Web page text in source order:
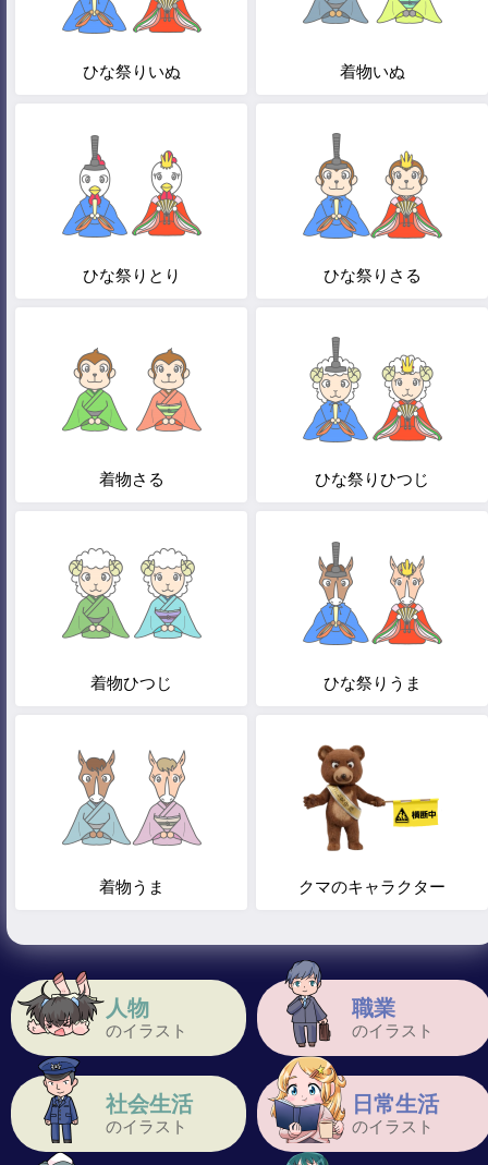
人物
のイラスト
職業
のイラスト
社会生活
のイラスト
日常生活
のイラスト
ひな祭りいぬ 着物いぬ
ひな祭りとり ひな祭りさる
着物さる ひな祭りひつじ
着物ひつじ ひな祭りうま
着物うま クマのキャラクター